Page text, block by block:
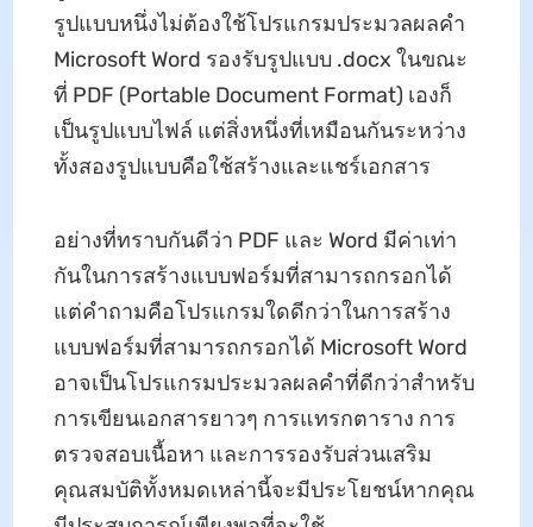
รูปแบบหนึ่งไม่ต้องใช้โปรแกรมประมวลผลคำ
Microsoft Word รองรับรูปแบบ .docx ในขณะ
ที่ PDF (Portable Document Format) เองก็
เป็นรูปแบบไฟล์ แต่สิ่งหนึ่งที่เหมือนกันระหว่าง
ทั้งสองรูปแบบคือใช้สร้างและแชร์เอกสาร
อย่างที่ทราบกันดีว่า PDF และ Word มีค่าเท่า
กันในการสร้างแบบฟอร์มที่สามารถกรอกได้
แต่คำถามคือโปรแกรมใดดีกว่าในการสร้าง
แบบฟอร์มที่สามารถกรอกได้ Microsoft Word
อาจเป็นโปรแกรมประมวลผลคำที่ดีกว่าสำหรับ
การเขียนเอกสารยาวๆ การแทรกตาราง การ
ตรวจสอบเนื้อหา และการรองรับส่วนเสริม
คุณสมบัติทั้งหมดเหล่านี้จะมีประโยชน์หากคุณ